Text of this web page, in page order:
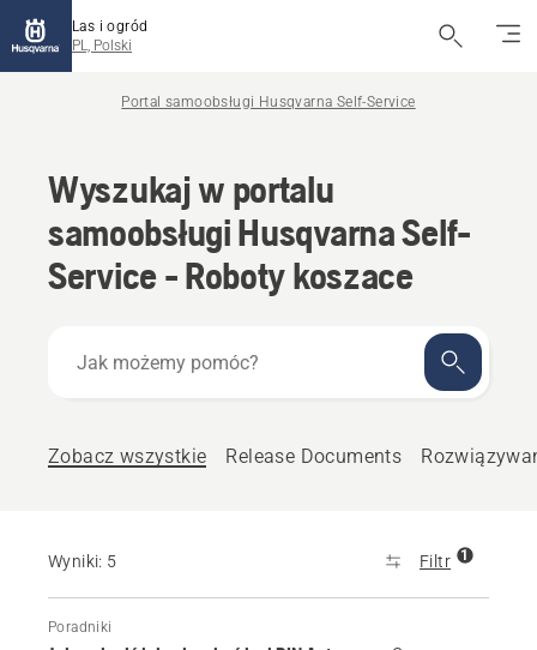
Las i ogród
PL, Polski
Portal samoobsługi Husqvarna Self-Service
Wyszukaj w portalu
samoobsługi Husqvarna Self-
Service - Roboty koszace
możemy
Zobacz wszystkie Release Documents
Wyniki: 5 Filtr 1
Poradniki